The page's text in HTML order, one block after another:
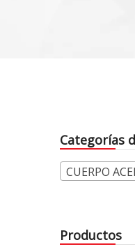
Categorías
CUERPO
Productos